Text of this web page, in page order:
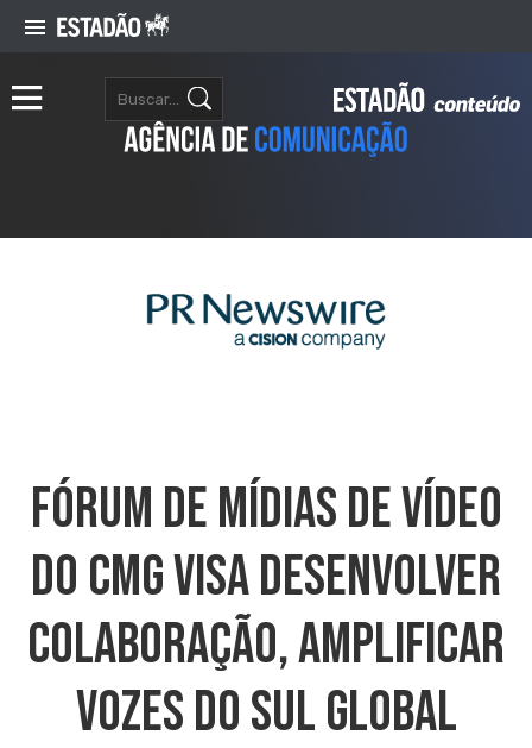
Fórum De Mídias De Vídeo
Do CMG Visa Desenvolver
Colaboração, Amplificar
Vozes Do Sul Global